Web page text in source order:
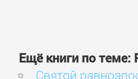
Ещё книги по теме:
Святой